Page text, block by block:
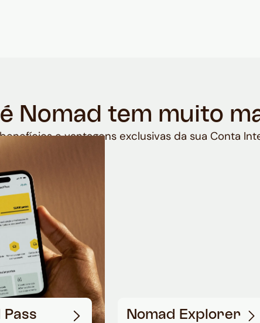
Nomad tem muito
e vantagens exclusivas da sua Conta
Pass Nomad Explorer